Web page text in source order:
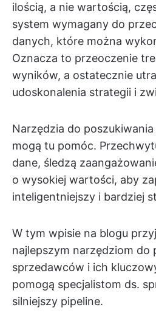
ilością, a nie wartością,
system wymagany do
danych, które można
Oznacza to przeoczenie
wyników, a ostatecznie
udoskonalenia strategii i
Narzędzia do
mogą tu pomóc.
dane, śledzą
o wysokiej wartości, aby
inteligentniejszy i bardziej
W tym wpisie na blogu
najlepszym narzędziom do
sprzedawców i ich
pomogą specjalistom ds.
silniejszy pipeline.